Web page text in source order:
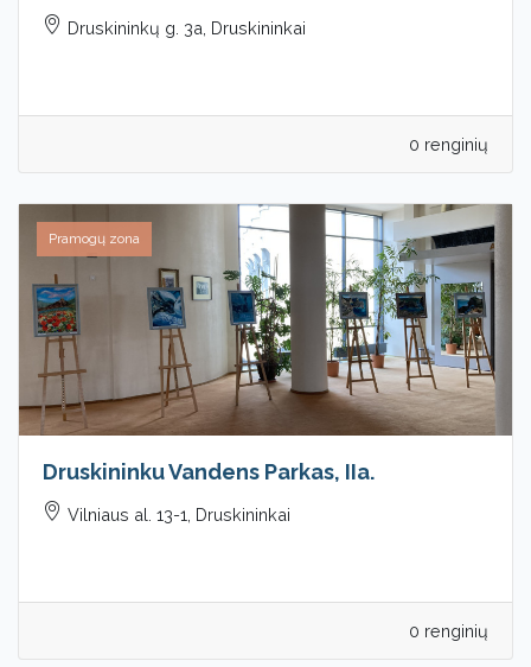
Druskininkų g. 3a, Druskininkai
0 renginių
Pramogų zona
Druskininku Vandens Parkas, IIa.
Vilniaus al. 13-1, Druskininkai
0 renginių